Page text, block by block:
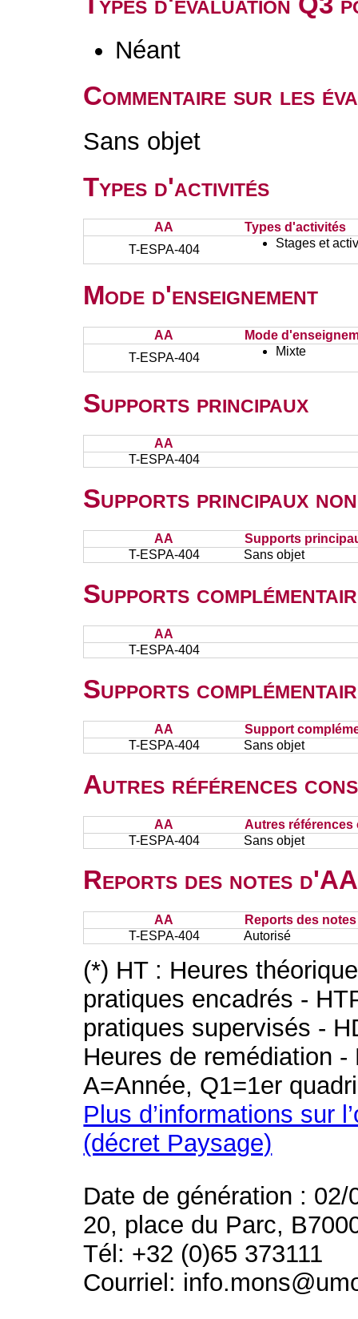
Néant
Commentaire sur les
Sans objet
Types d'activités
AA
Types d'activités
T-ESPA-404
Stages et
Mode d'enseignement
AA
Mode
T-ESPA-404
Mixte
Supports principaux
AA
T-ESPA-404
Supports principaux
AA
Supports
T-ESPA-404
Sans objet
Supports
AA
T-ESPA-404
Supports
AA
Support
T-ESPA-404
Sans objet
Autres références
AA
Autres références
T-ESPA-404
Sans objet
Reports des notes
AA
Reports des
T-ESPA-404
Autorisé
(*) HT : Heures
pratiques encadrés -
pratiques supervisés -
Heures de remédiation
A=Année, Q1=1er
Plus d’informations sur
(décret Paysage)
Date de génération : 02/
20, place du Parc,
Tél: +32 (0)65 373111
Courriel: